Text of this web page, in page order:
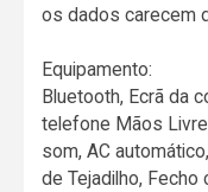
os dados carecem
Equipamento:
Bluetooth, Ecrã da
telefone Mãos
som, AC
de Tejadilho, Fecho